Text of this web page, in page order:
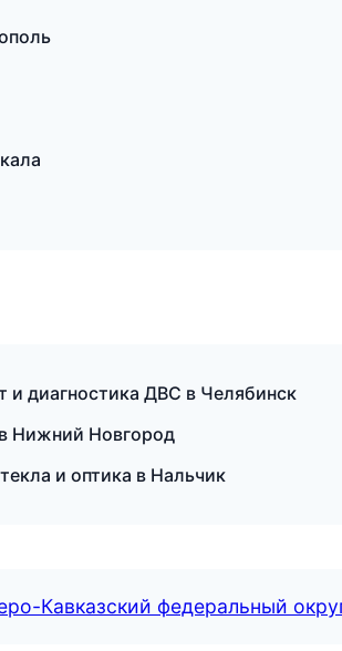
диагностика ДВС в Челябинск
Нижний Новгород
и оптика в Нальчик
Кавказский федеральный